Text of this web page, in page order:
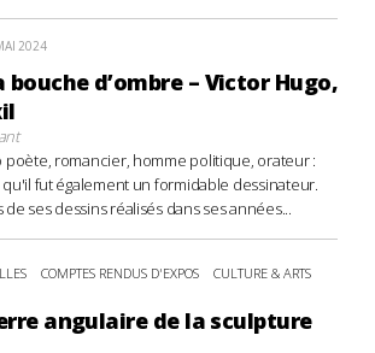
2024
bouche d’ombre – Victor Hugo,
poète, romancier, homme politique, orateur :
fut également un formidable dessinateur.
ses dessins réalisés dans ses années...
COMPTES RENDUS D'EXPOS CULTURE & ARTS
angulaire de la sculpture